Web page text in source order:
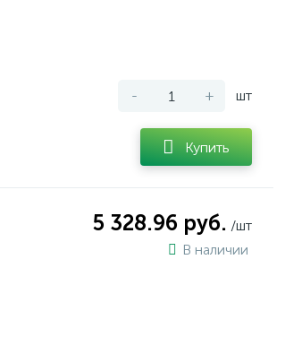
- + шт
Купить
5 328.96 руб. /шт
В наличии